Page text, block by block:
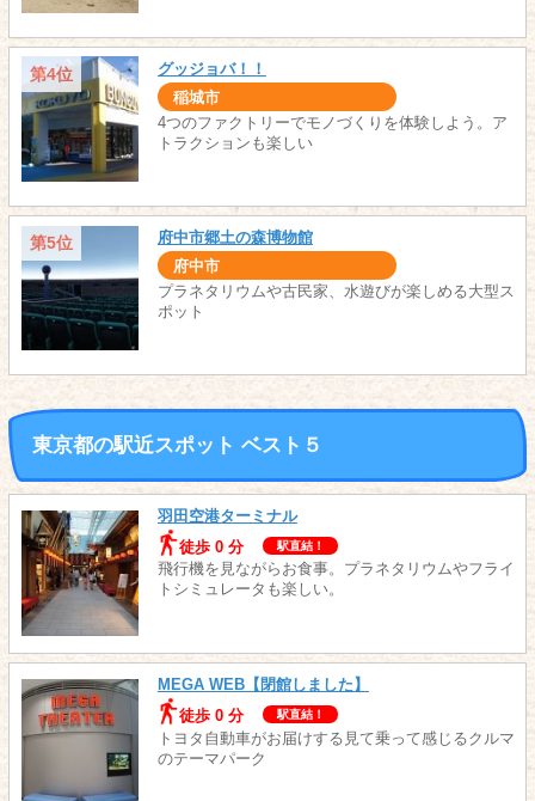
第4位 グッジョバ！！
稲城市
4つのファクトリーでモノづくりを体験しよう。ア
トラクションも楽しい
第5位 府中市郷土の森博物館
府中市
プラネタリウムや古民家、水遊びが楽しめる大型ス
ポット
東京都の駅近スポット ベスト５
羽田空港ターミナル
徒歩 0 分
駅直結！
飛行機を見ながらお食事。プラネタリウムやフライ
トシミュレータも楽しい。
MEGA WEB【閉館しました】
徒歩 0 分
駅直結！
トヨタ自動車がお届けする見て乗って感じるクルマ
のテーマパーク